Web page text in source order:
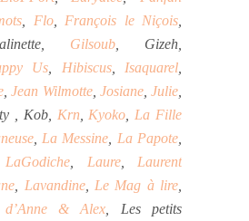
Flo, François le Niçois
Gilsoub , Gizeh,
Us Hibiscus, Isaquarel
,Jean Wilmotte, Josiane,Julie
, Kob, Krn Kyoko
La Fille
, La Messine La Papote
LaGodiche Laure, Laurent
Lavandine, Le Mag à lire
d’Anne & Alex , Les petits